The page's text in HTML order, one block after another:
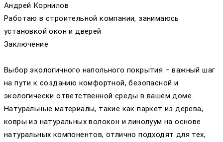
Андрей Корнилов
Работаю в строительной компании, занимаюсь
установкой окон и дверей
Заключение
Выбор экологичного напольного покрытия – важный шаг
на пути к созданию комфортной, безопасной и
экологически ответственной среды в вашем доме.
Натуральные материалы, такие как паркет из дерева,
ковры из натуральных волокон и линолуум на основе
натуральных компонентов, отлично подходят для тех,